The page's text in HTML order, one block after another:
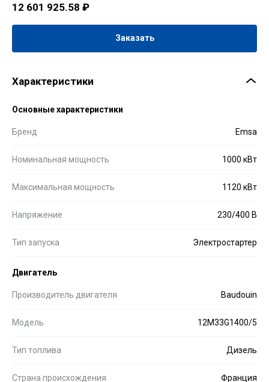
12 601 925.58 ₽
Заказать
Характеристики
Основные характеристики
Бренд Emsa
Номинальная мощность 1000 кВт
Максимальная мощность 1120 кВт
Напряжение 230/400 В
Тип запуска Электростартер
Двигатель
Производитель двигателя Baudouin
Модель 12M33G1400/5
Тип топлива Дизель
Страна происхождения Франция